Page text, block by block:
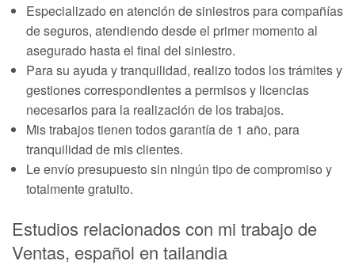
Especializado en atención de siniestros para compañías
de seguros, atendiendo desde el primer momento al
asegurado hasta el final del siniestro.
Para su ayuda y tranquilidad, realizo todos los trámites y
gestiones correspondientes a permisos y licencias
necesarios para la realización de los trabajos.
Mis trabajos tienen todos garantía de 1 año, para
tranquilidad de mis clientes.
Le envío presupuesto sin ningún tipo de compromiso y
totalmente gratuito.
Estudios relacionados con mi trabajo de
Ventas, español en tailandia